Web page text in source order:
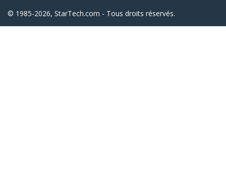
© 1985-2026, StarTech.com - Tous droits réservés.